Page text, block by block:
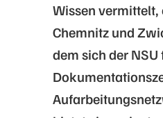
Wissen
Chemnitz und
dem sich der